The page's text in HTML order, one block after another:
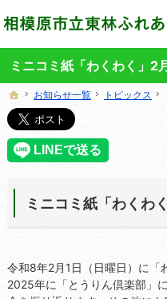
ミニコミ紙「わくわく」2
ホーム
お知らせ一覧 トピックス
ミニコミ紙「わくわ
令和8年2月1日（日曜日）に「
2025年に「とうりん倶楽部」
ホーム
お知らせ一覧 トピックス